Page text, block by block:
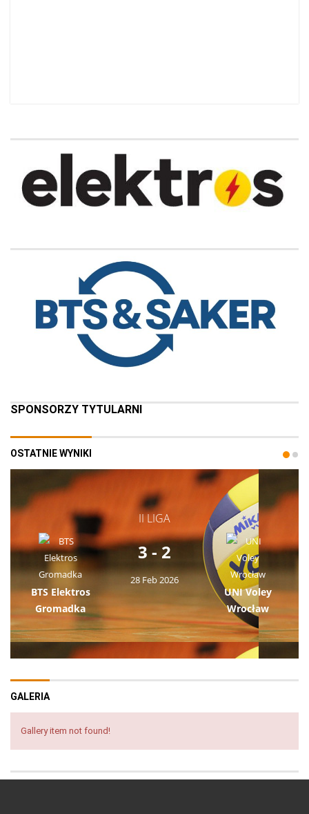
SPONSORZY TYTULARNI
OSTATNIE WYNIKI
II LIGA
BTS Elektros
Gromadka
3 - 2
28 Feb 2026
UNI Voley
Wrocław
GALERIA
Gallery item not found!